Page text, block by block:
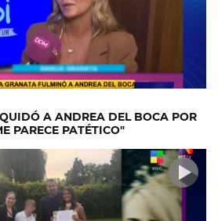
A ANDREA DEL BOCA POR
PARECE PATÉTICO"